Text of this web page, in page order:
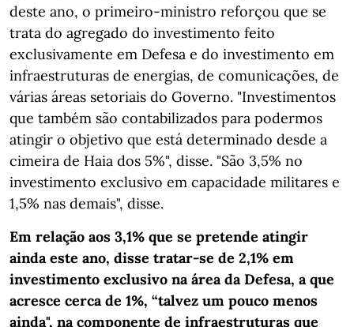
deste ano, o primeiro-ministro reforçou que se
trata do agregado do investimento feito
exclusivamente em Defesa e do investimento em
infraestruturas de energias, de comunicações, de
várias áreas setoriais do Governo. "Investimentos
que também são contabilizados para podermos
atingir o objetivo que está determinado desde a
cimeira de Haia dos 5%", disse. "São 3,5% no
investimento exclusivo em capacidade militares e
1,5% nas demais", disse.
Em relação aos 3,1% que se pretende atingir
ainda este ano, disse tratar-se de 2,1% em
investimento exclusivo na área da Defesa, a que
acresce cerca de 1%, “talvez um pouco menos
ainda", na componente de infraestruturas que